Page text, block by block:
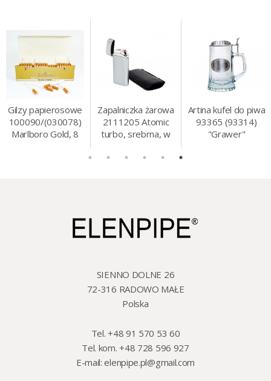
Gilzy papierosowe
100090/(030078)
Marlboro Gold, 8
Zapalniczka żarowa
2111205 Atomic
turbo, srebrna, w
Artina kufel do piwa
93365 (93314)
"Grawer"
SIENNO DOLNE 26
72-316 RADOWO MAŁE
Polska
Tel. +48 91 570 53 60
Tel. kom. +48 728 596 927
E-mail:elenpipe.pl@gmail.com